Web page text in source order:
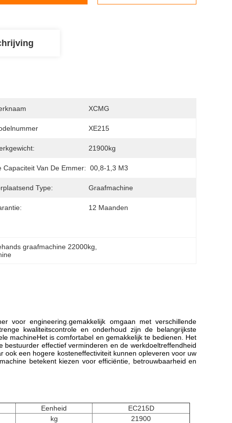
XCMG
XE215
21900kg
Capaciteit Van De Emmer: 00,8-1,3 M3
Type: Graafmachine
12 Maanden
graafmachine 22000kg
voor engineering.gemakkelijk omgaan met verschillende
kwaliteitscontrole en onderhoud zijn de belangrijkste
machineHet is comfortabel en gemakkelijk te bedienen. Het
effectief verminderen en de werkdoeltreffendheid
een hogere kosteneffectiviteit kunnen opleveren voor uw
betekent kiezen voor efficiëntie, betrouwbaarheid en
Eenheid
EC215D
kg
21900